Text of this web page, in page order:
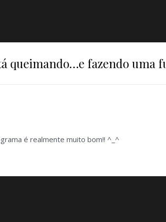
queimando…e fazendo uma
é realmente muito bom!! ^_^